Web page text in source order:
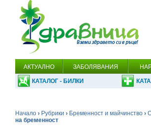
АКТУАЛНО ЗАБОЛЯВАНИЯ
КАТАЛОГ - БИЛКИ
Начало › Рубрики › Бременност и майчинство ›
на бременност